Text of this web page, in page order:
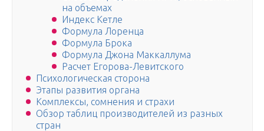
на объемах
Индекс Кетле
Формула Лоренца
Формула Брока
Формула Джона Маккаллума
Расчет Егорова-Левитского
Психологическая сторона
Этапы развития органа
Комплексы, сомнения и страхи
Обзор таблиц производителей из разных
стран